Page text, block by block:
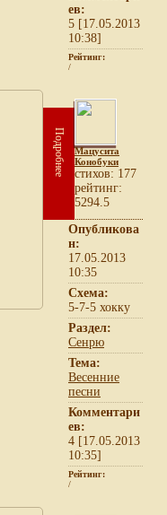
ев:
5 [17.05.2013
10:38]
Рейтинг:
/
Подробнее
Мацусита
Конобуки
cтихов: 177
рейтинг:
5294.5
Опубликова
н:
17.05.2013
10:35
Схема:
5-7-5 хокку
Раздел:
Сенрю
Тема:
Весенние
песни
Комментари
ев:
4 [17.05.2013
10:35]
Рейтинг:
/